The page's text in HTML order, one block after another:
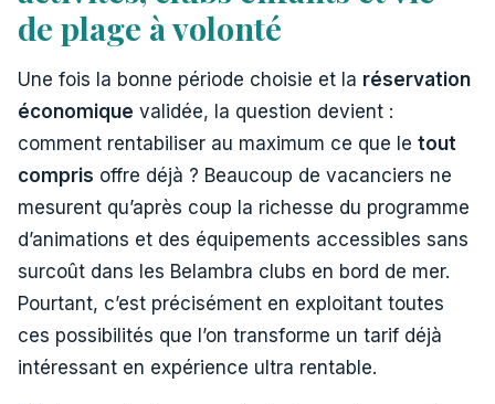
de plage à volonté
Une fois la bonne période choisie et la réservation
économique validée, la question devient :
comment rentabiliser au maximum ce que le tout
compris offre déjà ? Beaucoup de vacanciers ne
mesurent qu’après coup la richesse du programme
d’animations et des équipements accessibles sans
surcoût dans les Belambra clubs en bord de mer.
Pourtant, c’est précisément en exploitant toutes
ces possibilités que l’on transforme un tarif déjà
intéressant en expérience ultra rentable.